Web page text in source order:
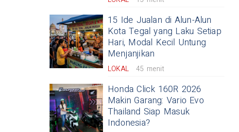
15 Ide Jualan di Alun-Alun
Kota Tegal yang Laku Setiap
Hari, Modal Kecil Untung
Menjanjikan
LOKAL 45 menit
Honda Click 160R 2026
Makin Garang: Vario Evo
Thailand Siap Masuk
Indonesia?